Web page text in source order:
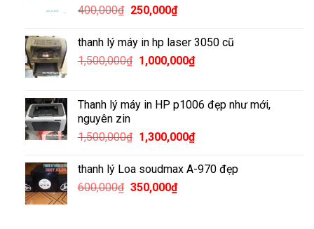
400,000₫ Giá
là:
400,000₫.
250,000₫Giá
tại
là:
250,000₫.
thanh lý máy in hp laser 3050 cũ
1,500,000₫ Giá
1,500,000₫.
1,000,000₫Giá
là:
Thanh lý máy in HP p1006 đẹp như mới,
nguyên zin
1,500,000₫ Giá
là:
1,500,000₫.
1,300,000₫Giá
tại
thanh lý Loa soudmax A-970 đẹp
600,000₫ Giá
350,000₫Giá